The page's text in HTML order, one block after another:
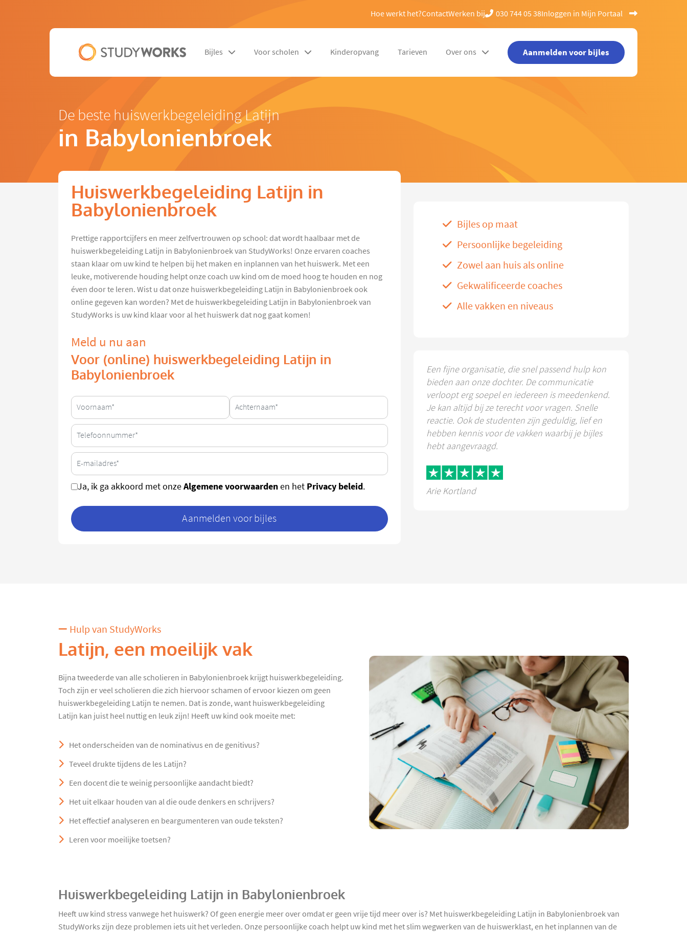
Hoe werkt het?ContactWerken bij 030 744 05 38Inloggen in Mijn Portaal
Bijles Voor scholen Kinderopvang Tarieven Over ons Aanmelden voor bijles
De beste huiswerkbegeleiding Latijn
in Babylonienbroek
Huiswerkbegeleiding Latijn in
Babylonienbroek
Prettige rapportcijfers en meer zelfvertrouwen op school: dat wordt haalbaar met de
huiswerkbegeleiding Latijn in Babylonienbroek van StudyWorks! Onze ervaren coaches
staan klaar om uw kind te helpen bij het maken en inplannen van het huiswerk. Met een
leuke, motiverende houding helpt onze coach uw kind om de moed hoog te houden en nog
éven door te leren. Wist u dat onze huiswerkbegeleiding Latijn in Babylonienbroek ook
online gegeven kan worden? Met de huiswerkbegeleiding Latijn in Babylonienbroek van
StudyWorks is uw kind klaar voor al het huiswerk dat nog gaat komen!
Meld u nu aan
Voor (online) huiswerkbegeleiding Latijn in
Babylonienbroek
Ja, ik ga akkoord met onzeAlgemene voorwaardenen het Privacy beleid.
Aanmelden voor bijles
Bijles op maat
Persoonlijke begeleiding
Zowel aan huis als online
Gekwalificeerde coaches
Alle vakken en niveaus
Een fijne organisatie, die snel passend hulp kon
bieden aan onze dochter. De communicatie
verloopt erg soepel en iedereen is meedenkend.
Je kan altijd bij ze terecht voor vragen. Snelle
reactie. Ook de studenten zijn geduldig, lief en
hebben kennis voor de vakken waarbij je bijles
hebt aangevraagd.
Arie Kortland
Hulp van StudyWorks
Latijn, een moeilijk vak
Bijna tweederde van alle scholieren in Babylonienbroek krijgt huiswerkbegeleiding.
Toch zijn er veel scholieren die zich hiervoor schamen of ervoor kiezen om geen
huiswerkbegeleiding Latijn te nemen. Dat is zonde, want huiswerkbegeleiding
Latijn kan juist heel nuttig en leuk zijn! Heeft uw kind ook moeite met:
Het onderscheiden van de nominativus en de genitivus?
Teveel drukte tijdens de les Latijn?
Een docent die te weinig persoonlijke aandacht biedt?
Het uit elkaar houden van al die oude denkers en schrijvers?
Het effectief analyseren en beargumenteren van oude teksten?
Leren voor moeilijke toetsen?
Huiswerkbegeleiding Latijn in Babylonienbroek
Heeft uw kind stress vanwege het huiswerk? Of geen energie meer over omdat er geen vrije tijd meer over is? Met huiswerkbegeleiding Latijn in Babylonienbroek van
StudyWorks zijn deze problemen iets uit het verleden. Onze persoonlijke coach helpt uw kind met het slim wegwerken van de huiswerklast, en het inplannen van de